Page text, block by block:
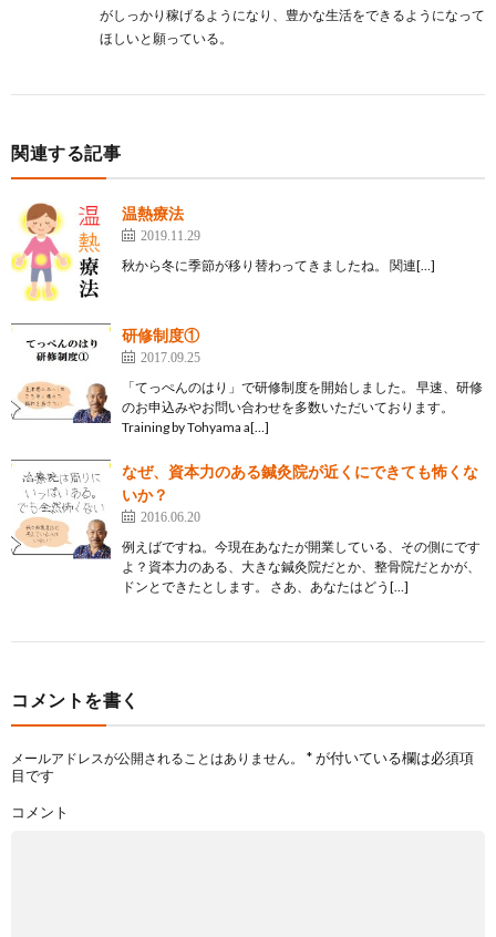
がしっかり稼げるようになり、豊かな生活をできるようになって
ほしいと願っている。
関連する記事
温熱療法
2019.11.29
秋から冬に季節が移り替わってきましたね。 関連[…]
研修制度①
2017.09.25
「てっぺんのはり」で研修制度を開始しました。 早速、研修
のお申込みやお問い合わせを多数いただいております。
Training by Tohyama a[…]
なぜ、資本力のある鍼灸院が近くにできても怖くな
いか？
2016.06.20
例えばですね。今現在あなたが開業している、その側にです
よ？資本力のある、大きな鍼灸院だとか、整骨院だとかが、
ドンとできたとします。 さあ、あなたはどう[…]
コメントを書く
メールアドレスが公開されることはありません。 *が付いている欄は必須項
目です
コメント